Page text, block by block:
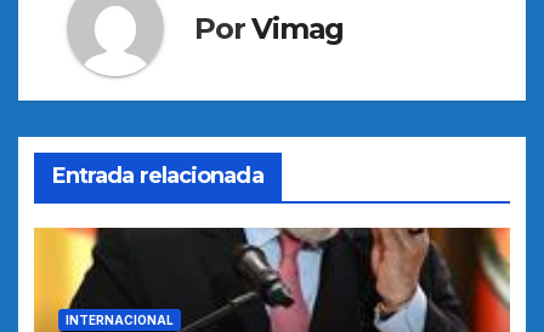
PorVimag
Entrada relacionada
INTERNACIONAL